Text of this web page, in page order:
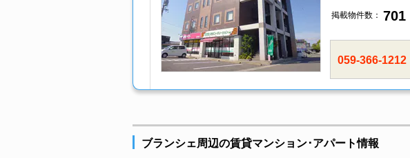
掲載物件数： 701
059-366-1212
ブランシェ周辺の賃貸マンション･アパート情報